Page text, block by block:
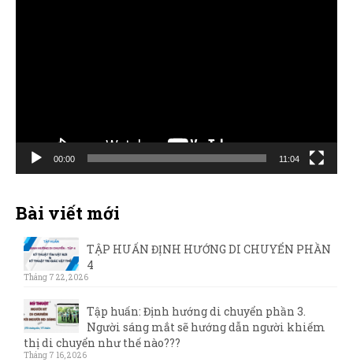
00:00 11:04
Bài viết mới
TẬP HUẤN ĐỊNH HƯỚNG DI CHUYỂN PHẦN
4
Tháng 7 22, 2026
Tập huấn: Định hướng di chuyển phần 3.
Người sáng mắt sẽ hướng dẫn người khiếm
thị di chuyển như thế nào???
Tháng 7 16, 2026